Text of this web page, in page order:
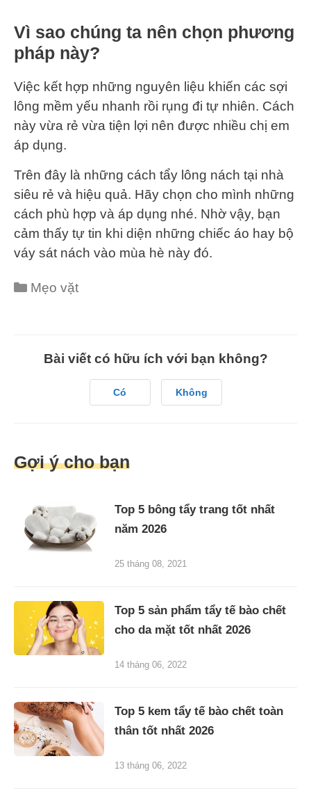
Vì sao chúng ta nên chọn phương
pháp này?
Việc kết hợp những nguyên liệu khiến các sợi
lông mềm yếu nhanh rồi rụng đi tự nhiên. Cách
này vừa rẻ vừa tiện lợi nên được nhiều chị em
áp dụng.
Trên đây là những cách tẩy lông nách tại nhà
siêu rẻ và hiệu quả. Hãy chọn cho mình những
cách phù hợp và áp dụng nhé. Nhờ vậy, bạn
cảm thấy tự tin khi diện những chiếc áo hay bộ
váy sát nách vào mùa hè này đó.
Categories
Mẹo vặt
Bài viết có hữu ích với bạn không?
Có Không
Gợi ý cho bạn
Top 5 bông tẩy trang tốt nhất
năm 2026
25 tháng 08, 2021
Top 5 sản phẩm tẩy tế bào chết
cho da mặt tốt nhất 2026
14 tháng 06, 2022
Top 5 kem tẩy tế bào chết toàn
thân tốt nhất 2026
13 tháng 06, 2022